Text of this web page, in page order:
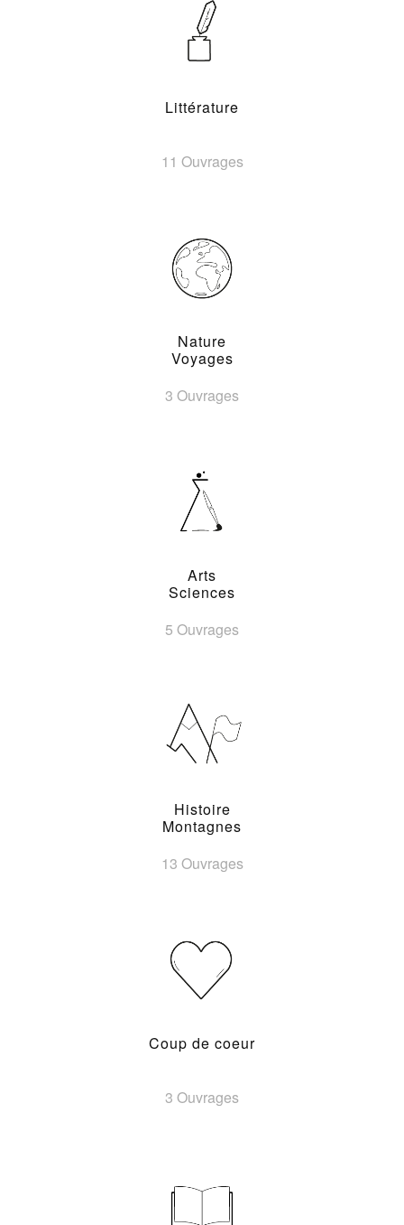
Littérature
11 Ouvrages
Nature
Voyages
3 Ouvrages
Arts
Sciences
5 Ouvrages
Histoire
Montagnes
13 Ouvrages
Coup de coeur
3 Ouvrages